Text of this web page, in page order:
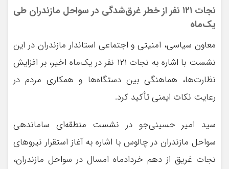
نجات ۱۲۱ نفر از خطر غرق‌شدگی در سواحل مازندران طی
یک‌ماه
معاون سیاسی، امنیتی و اجتماعی استاندار مازندران در این
نشست با اشاره به نجات ۱۲۱ نفر در یک‌ماه اخیر، بر افزایش
نظارت‌ها، هماهنگی بین دستگاه‌ها و همکاری مردم در
رعایت نکات ایمنی تأکید کرد.
سید امیر حسینی‌جو در نشست منطقه‌ای ساماندهی
سواحل مازندران در چالوس با اشاره به آغاز استقرار نیروهای
نجات غریق از دهم خردادماه امسال در سواحل مازندران،